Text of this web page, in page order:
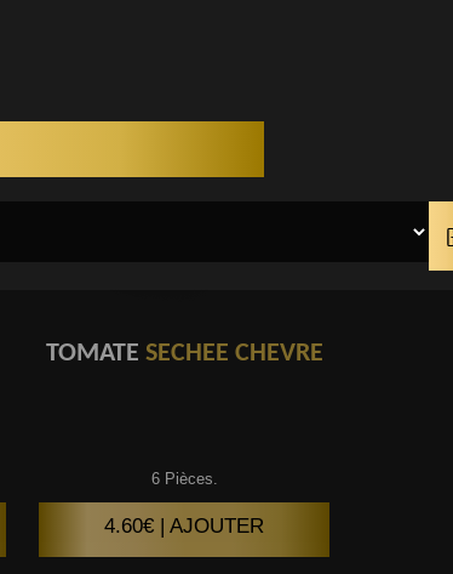
TOMATE SECHEE CHEVRE
6 Pièces.
4.60€ | AJOUTER